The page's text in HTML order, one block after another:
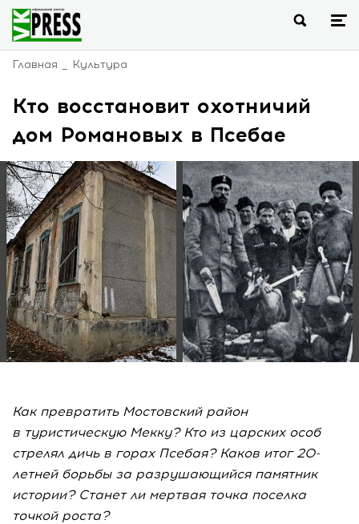
Главная Культура
Кто восстановит охотничий
дом Романовых в Псебае
Как превратить Мостовский район
в туристическую Мекку? Кто из царских особ
стрелял дичь в горах Псебая? Каков итог 20-
летней борьбы за разрушающийся памятник
истории? Станет ли мертвая точка поселка
точкой роста?